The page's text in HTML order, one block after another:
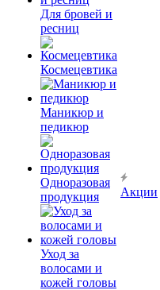
Для бровей и
ресниц
Космецевтика
Маникюр и
педикюр
Одноразовая
продукция
Уход за
волосами и
кожей головы
Акции